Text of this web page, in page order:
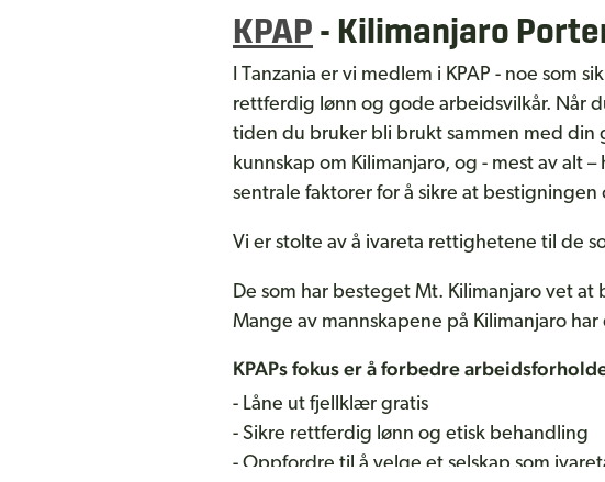
KPAP - Kilimanjaro
I Tanzania er vi medlem i KPAP - noe
rettferdig lønn og gode arbeidsvilkår. Når
tiden du bruker bli brukt sammen med din
kunnskap om Kilimanjaro, og - mest av alt
sentrale faktorer for å sikre at
Vi er stolte av å ivareta rettighetene til de
De som har besteget Mt. Kilimanjaro vet
Mange av mannskapene på Kilimanjaro
KPAPs fokus er å forbedre
- Låne ut fjellklær gratis
- Sikre rettferdig lønn og etisk behandling
- Oppfordre til å velge et selskap som